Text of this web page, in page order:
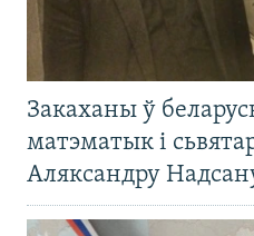
Закаханы ў
матэматык і
Аляксандру